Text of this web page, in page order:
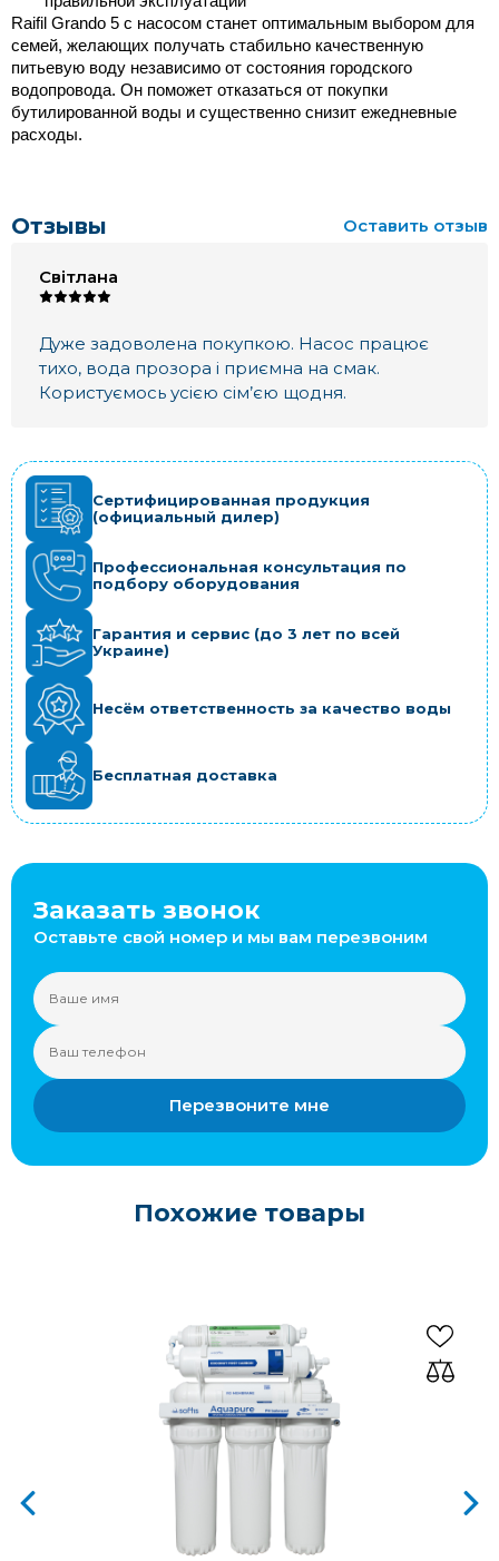
Raifil Grando 5 с насосом станет оптимальным выбором для
семей, желающих получать стабильно качественную
питьевую воду независимо от состояния городского
водопровода. Он поможет отказаться от покупки
бутилированной воды и существенно снизит ежедневные
расходы.
Отзывы Оставить отзыв
Світлана
Дуже задоволена покупкою. Насос працює
тихо, вода прозора і приємна на смак.
Користуємось усією сім’єю щодня.
Сертифицированная продукция
(официальный дилер)
Профессиональная консультация по
подбору оборудования
Гарантия и сервис (до 3 лет по всей
Украине)
Несём ответственность за качество воды
Бесплатная доставка
Заказать звонок
Оставьте свой номер и мы вам перезвоним
Перезвоните мне
Похожие товары